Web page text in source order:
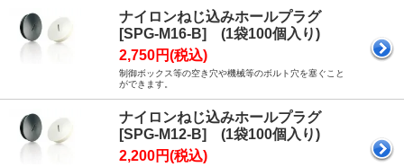
ナイロンねじ込みホールプラグ
[SPG-M16-B] (1袋100個入り)
2,750円(税込)
制御ボックス等の空き穴や機械等のボルト穴を塞ぐこと
ができます。
ナイロンねじ込みホールプラグ
[SPG-M12-B] (1袋100個入り)
2,200円(税込)